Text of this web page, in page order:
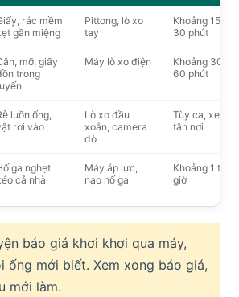
rác mềm
gần miệng
Pittong, lò xo
tay
Khoảng 15 tới
30 phút
mỡ, giấy
trong
Máy lò xo điện
Khoảng 30 tới
60 phút
luồn ống,
rơi vào
Lò xo đầu
xoắn, camera
dò
Tùy ca, xem
tận nơi
ga nghẹt
cả nhà
Máy áp lực,
nạo hố ga
Khoảng 1 tới 2
giờ
báo giá khơi khơi qua máy,
ống mới biết. Xem xong báo giá,
mới làm.